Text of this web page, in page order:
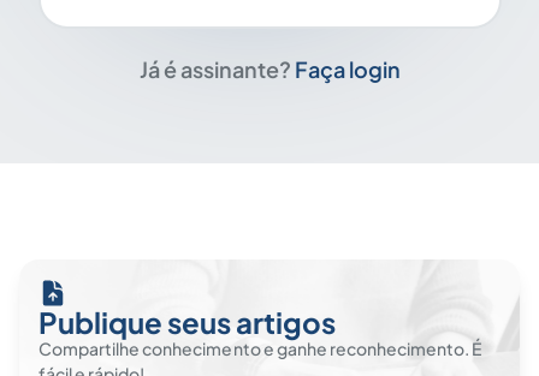
Já é assinante? Faça login
Publique seus artigos
Compartilhe conhecimento e ganhe reconhecimento. É